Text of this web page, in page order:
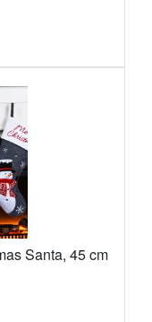
Santa, 45 cm